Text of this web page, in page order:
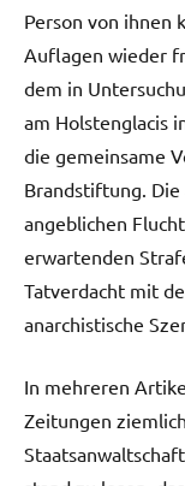
Person von ihnen
Auflagen wieder
dem in
am Holstenglacis
die gemeinsame
Brandstiftung.
angeblichen
erwartenden
Tatverdacht mit
anarchistische
In mehreren
Zeitungen